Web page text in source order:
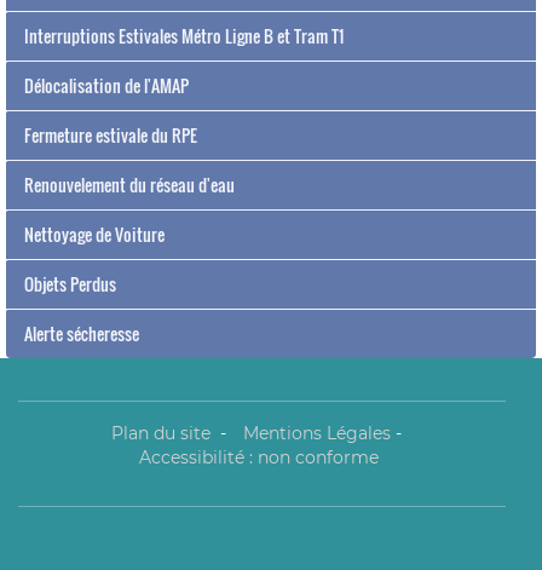
Interruptions Estivales Métro Ligne B et Tram T1
Délocalisation de l'AMAP
Fermeture estivale du RPE
Renouvelement du réseau d'eau
Nettoyage de Voiture
Objets Perdus
Alerte sécheresse
Plan du site - Mentions Légales -
Accessibilité : non conforme